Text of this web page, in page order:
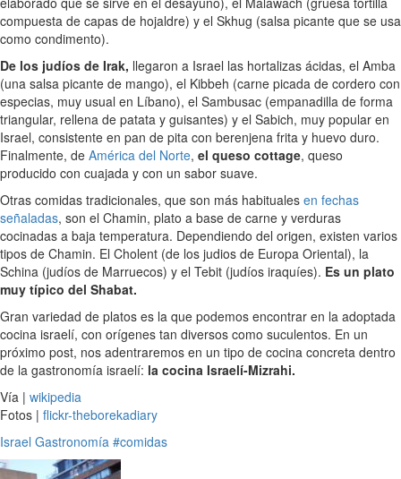
compuesta de capas de hojaldre) y el Skhug (salsa picante que se usa
como condimento).
De los judíos de Irak, llegaron a Israel las hortalizas ácidas, el Amba
(una salsa picante de mango), el Kibbeh (carne picada de cordero con
especias, muy usual en Líbano), el Sambusac (empanadilla de forma
triangular, rellena de patata y guisantes) y el Sabich, muy popular en
Israel, consistente en pan de pita con berenjena frita y huevo duro.
Finalmente, de América del Norte, el queso cottage, queso
producido con cuajada y con un sabor suave.
Otras comidas tradicionales, que son más habituales en fechas
señaladas, son el Chamin, plato a base de carne y verduras
cocinadas a baja temperatura. Dependiendo del origen, existen varios
tipos de Chamin. El Cholent (de los judios de Europa Oriental), la
Schina (judíos de Marruecos) y el Tebit (judíos iraquíes). Es un plato
muy típico del Shabat.
Gran variedad de platos es la que podemos encontrar en la adoptada
cocina israelí, con orígenes tan diversos como suculentos. En un
próximo post, nos adentraremos en un tipo de cocina concreta dentro
de la gastronomía israelí: la cocina Israelí-Mizrahi.
Vía | wikipedia
Fotos | flickr-theborekadiary
Israel Gastronomía #comidas